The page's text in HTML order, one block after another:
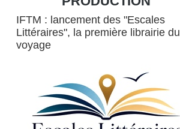
IFTM : lancement des "Escales
Littéraires", la première librairie du
voyage